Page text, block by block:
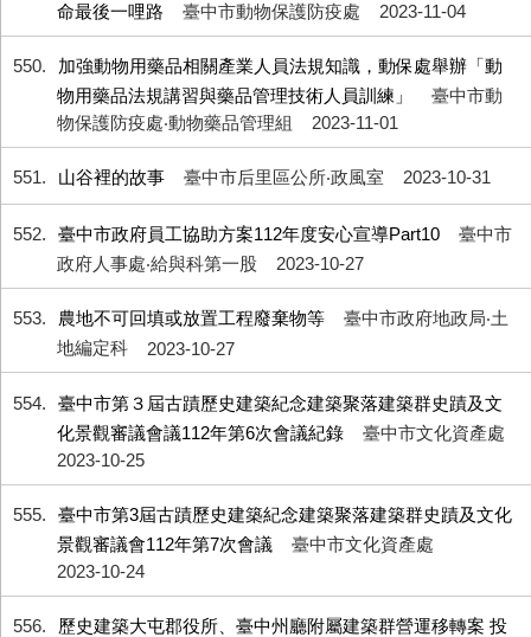
命最後一哩路
臺中市動物保護防疫處 2023-11-04
550
加強動物用藥品相關產業人員法規知識，動保處舉辦「動
物用藥品法規講習與藥品管理技術人員訓練」
臺中市動
物保護防疫處‧動物藥品管理組
2023-11-01
551 山谷裡的故事 臺中市后里區公所‧政風室 2023-10-31
552 臺中市政府員工協助方案112年度安心宣導Part10
臺中市
政府人事處‧給與科第一股
2023-10-27
553 農地不可回填或放置工程廢棄物等
臺中市政府地政局‧土
地編定科
2023-10-27
554
臺中市第３屆古蹟歷史建築紀念建築聚落建築群史蹟及文
化景觀審議會議112年第6次會議紀錄
臺中市文化資產處
2023-10-25
555
臺中市第3屆古蹟歷史建築紀念建築聚落建築群史蹟及文化
景觀審議會112年第7次會議
臺中市文化資產處
2023-10-24
556
歷史建築大屯郡役所、臺中州廳附屬建築群營運移轉案 投